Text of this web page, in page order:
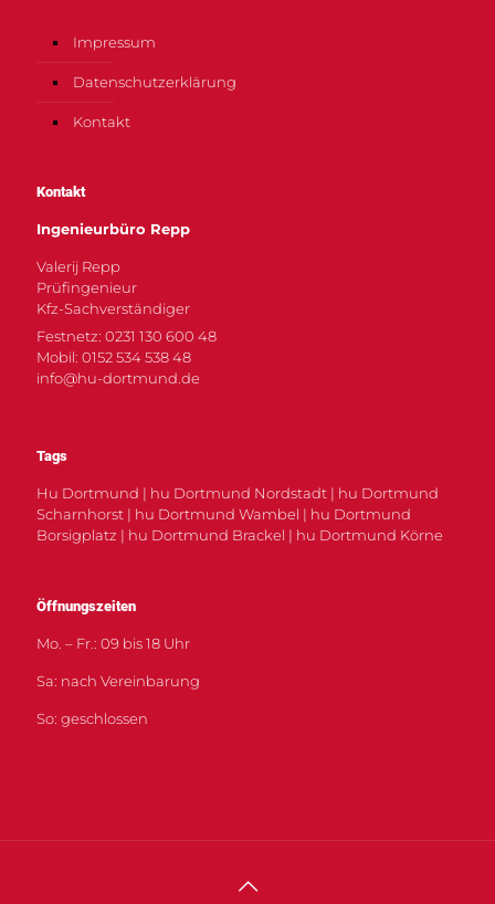
Impressum
Datenschutzerklärung
Kontakt
Kontakt
Ingenieurbüro Repp
Valerij Repp
Prüfingenieur
Kfz-Sachverständiger
Festnetz: 0231 130 600 48
Mobil: 0152 534 538 48
info@hu-dortmund.de
Tags
Hu Dortmund | hu Dortmund Nordstadt | hu Dortmund
Scharnhorst | hu Dortmund Wambel | hu Dortmund
Borsigplatz | hu Dortmund Brackel | hu Dortmund Körne
Öffnungszeiten
Mo. – Fr.: 09 bis 18 Uhr
Sa: nach Vereinbarung
So: geschlossen